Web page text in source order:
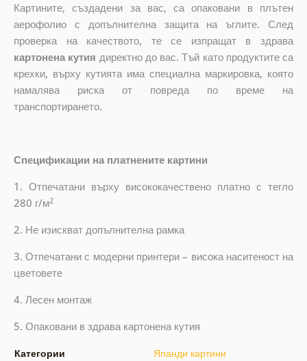
Картините, създадени за вас, са опаковани в плътен
аерофолио с допълнителна защита на ъглите. След
проверка на качеството, те се изпращат в здрава
картонена кутия директно до вас. Тъй като продуктите са
крехки, върху кутията има специална маркировка, която
намалява риска от повреда по време на
транспортирането.
Спецификации на платнените картини
1. Отпечатани върху висококачествено платно с тегло
280 г/м2
2. Не изискват допълнителна рамка
3. Отпечатани с модерни принтери – висока наситеност на
цветовете
4. Лесен монтаж
5. Опаковани в здрава картонена кутия
Категории
Япанди картини